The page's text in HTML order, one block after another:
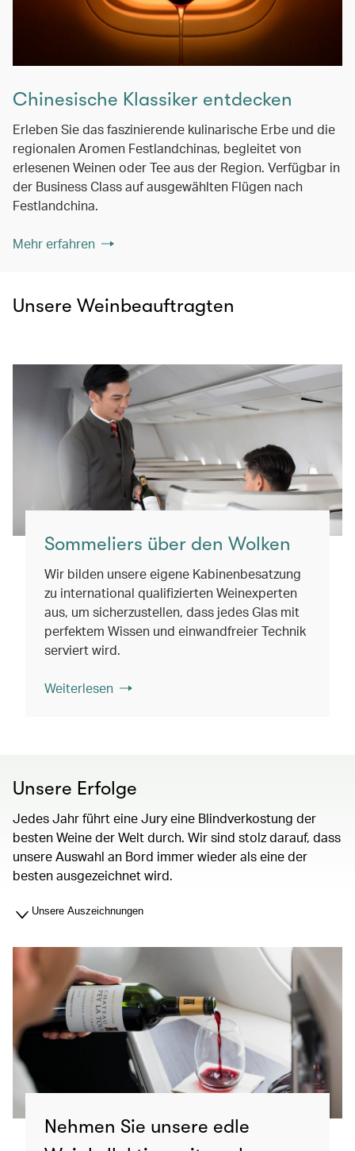
Chinesische Klassiker entdecken
Erleben Sie das faszinierende kulinarische Erbe und die
regionalen Aromen Festlandchinas, begleitet von
erlesenen Weinen oder Tee aus der Region. Verfügbar in
der Business Class auf ausgewählten Flügen nach
Festlandchina.
Mehr erfahren
Unsere Weinbeauftragten
Sommeliers über den Wolken
Wir bilden unsere eigene Kabinenbesatzung
zu international qualifizierten Weinexperten
aus, um sicherzustellen, dass jedes Glas mit
perfektem Wissen und einwandfreier Technik
serviert wird.
Weiterlesen
Unsere Erfolge
Jedes Jahr führt eine Jury eine Blindverkostung der
besten Weine der Welt durch. Wir sind stolz darauf, dass
unsere Auswahl an Bord immer wieder als eine der
besten ausgezeichnet wird.
Unsere Auszeichnungen
Nehmen Sie unsere edle